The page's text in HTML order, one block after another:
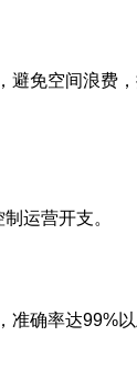
免空间浪费
运营开支。
确率达99%